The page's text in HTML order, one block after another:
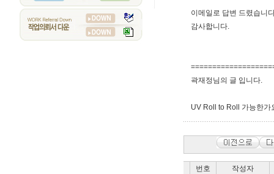
이메일로 답변 드렸습니
감사합니다.
곽재정님의 글 입니다.
UV Roll to Roll 가능한가
번호 작성자